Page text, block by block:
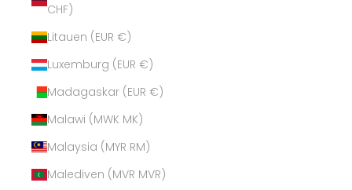
CHF)
Litauen (EUR €)
Luxemburg (EUR €)
Madagaskar (EUR €)
Malawi (MWK MK)
Malaysia (MYR RM)
Malediven (MVR MVR)